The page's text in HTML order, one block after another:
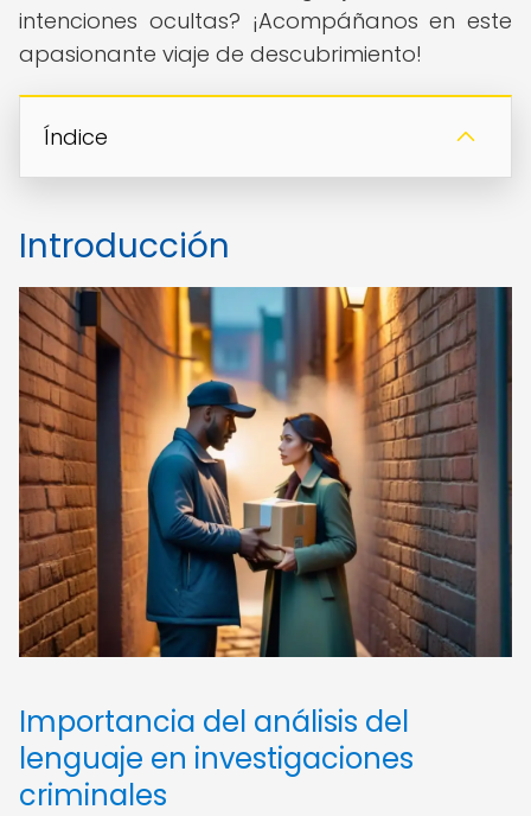
intenciones ocultas? ¡Acompáñanos en este
apasionante viaje de descubrimiento!
Índice
Introducción
Importancia del análisis del
lenguaje en investigaciones
criminales